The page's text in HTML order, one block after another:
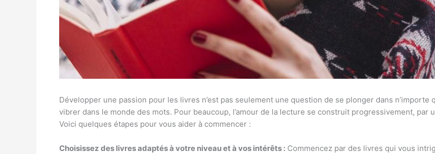
Développer une passion pour les livres n’est pas seulement une question de se plonger dans n’importe
vibrer dans le monde des mots. Pour beaucoup, l’amour de la lecture se construit progressivement, par
Voici quelques étapes pour vous aider à commencer :
Choisissez des livres adaptés à votre niveau et à vos intérêts : Commencez par des livres qui vous